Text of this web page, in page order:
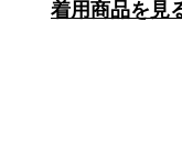
着用商品を見